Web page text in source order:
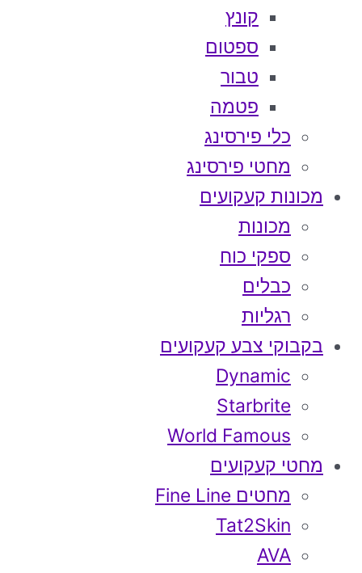
קונץ
ספטום
טבור
פטמה
כלי פירסינג
מחטי פירסינג
מכונות קעקועים
מכונות
ספקי כוח
כבלים
רגליות
בקבוקי צבע קעקועים
Dynamic
Starbrite
World Famous
מחטי קעקועים
מחטים Fine Line
Tat2Skin
AVA